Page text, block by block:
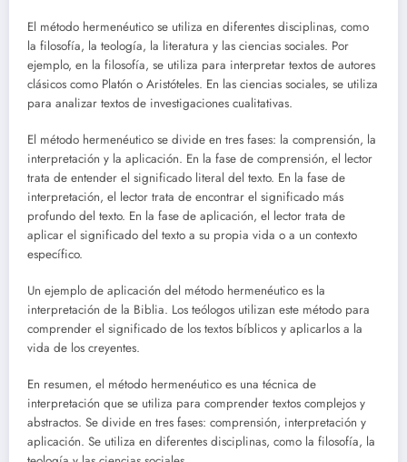
El método hermenéutico se utiliza en diferentes disciplinas, como
la filosofía, la teología, la literatura y las ciencias sociales. Por
ejemplo, en la filosofía, se utiliza para interpretar textos de autores
clásicos como Platón o Aristóteles. En las ciencias sociales, se utiliza
para analizar textos de investigaciones cualitativas.
El método hermenéutico se divide en tres fases: la comprensión, la
interpretación y la aplicación. En la fase de comprensión, el lector
trata de entender el significado literal del texto. En la fase de
interpretación, el lector trata de encontrar el significado más
profundo del texto. En la fase de aplicación, el lector trata de
aplicar el significado del texto a su propia vida o a un contexto
específico.
Un ejemplo de aplicación del método hermenéutico es la
interpretación de la Biblia. Los teólogos utilizan este método para
comprender el significado de los textos bíblicos y aplicarlos a la
vida de los creyentes.
En resumen, el método hermenéutico es una técnica de
interpretación que se utiliza para comprender textos complejos y
abstractos. Se divide en tres fases: comprensión, interpretación y
aplicación. Se utiliza en diferentes disciplinas, como la filosofía, la